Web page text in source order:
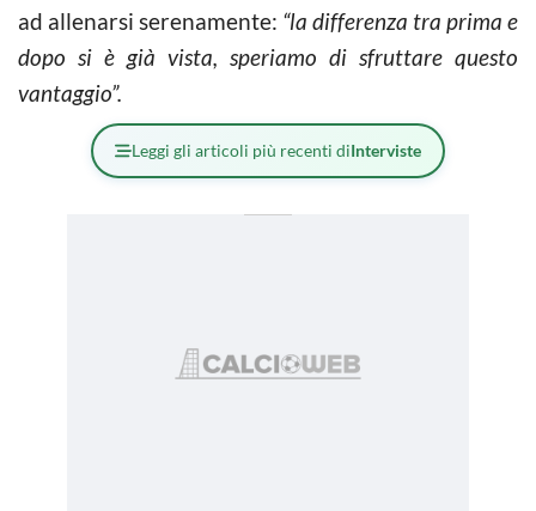
ad allenarsi serenamente: “la differenza tra prima e
dopo si è già vista, speriamo di sfruttare questo
vantaggio”.
Leggi gli articoli più recenti diInterviste